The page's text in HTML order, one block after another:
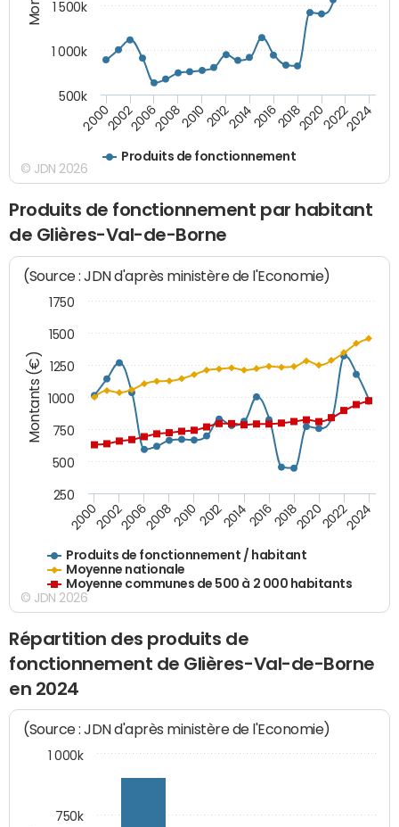
Produits de fonctionnement
200020022006200820102012201420162018202020222024
500k
1 000k
1 500k
© JDN 2026
Produits de fonctionnement par habitant
de Glières-Val-de-Borne
Montants (€)
(Source : JDN d'après ministère de l'Economie)
Produits de fonctionnement / habitant
Moyenne nationale
Moyenne communes de 500 à 2 000 habitants
200020022006200820102012201420162018202020222024
250
500
750
1000
1250
1500
1750
© JDN 2026
Répartition des produits de
fonctionnement de Glières-Val-de-Borne
en 2024
(Source : JDN d'après ministère de l'Economie)
1 000k
750k